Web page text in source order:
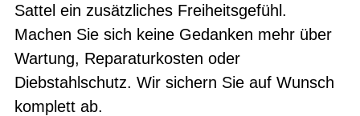
Sattel ein zusätzliches Freiheitsgefühl.
Machen Sie sich keine Gedanken mehr über
Wartung, Reparaturkosten oder
Diebstahlschutz. Wir sichern Sie auf Wunsch
komplett ab.